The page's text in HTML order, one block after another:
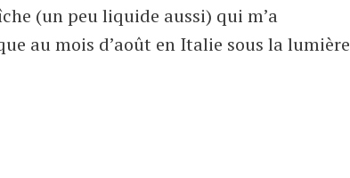
(un peu liquide aussi) qui m’a
au mois d’août en Italie sous la lumière